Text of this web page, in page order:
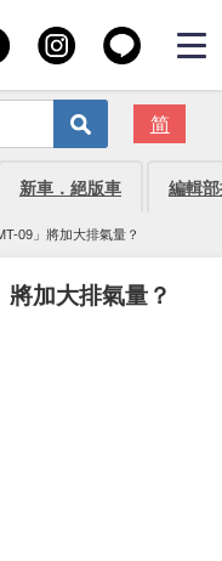
简
新車．絕版車 編輯
09」將加大排氣量？
加大排氣量？